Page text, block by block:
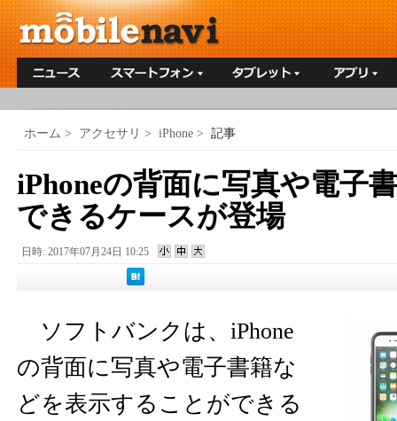
ホーム > アクセサリ > iPhone > 記事
iPhoneの背面に写真や電子
できるケースが登場
日時: 2017年07月24日 10:25
ソフトバンクは、iPhone
の背面に写真や電子書籍な
どを表示することができる